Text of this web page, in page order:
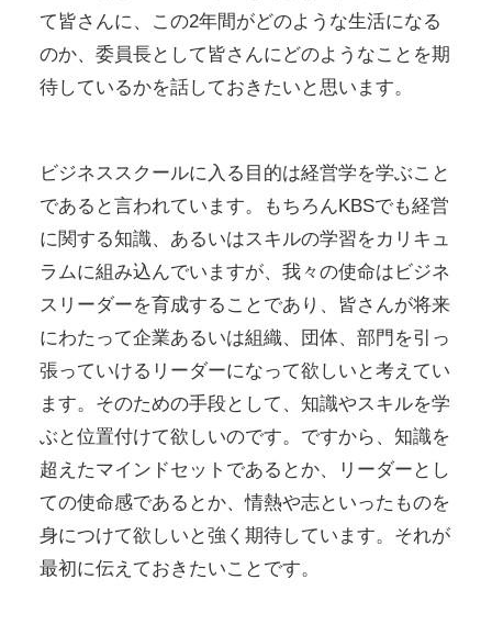
て皆さんに、この2年間がどのような生活になる
のか、委員長として皆さんにどのようなことを期
待しているかを話しておきたいと思います。
ビジネススクールに入る目的は経営学を学ぶこと
であると言われています。もちろんKBSでも経営
に関する知識、あるいはスキルの学習をカリキュ
ラムに組み込んでいますが、我々の使命はビジネ
スリーダーを育成することであり、皆さんが将来
にわたって企業あるいは組織、団体、部門を引っ
張っていけるリーダーになって欲しいと考えてい
ます。そのための手段として、知識やスキルを学
ぶと位置付けて欲しいのです。ですから、知識を
超えたマインドセットであるとか、リーダーとし
ての使命感であるとか、情熱や志といったものを
身につけて欲しいと強く期待しています。それが
最初に伝えておきたいことです。